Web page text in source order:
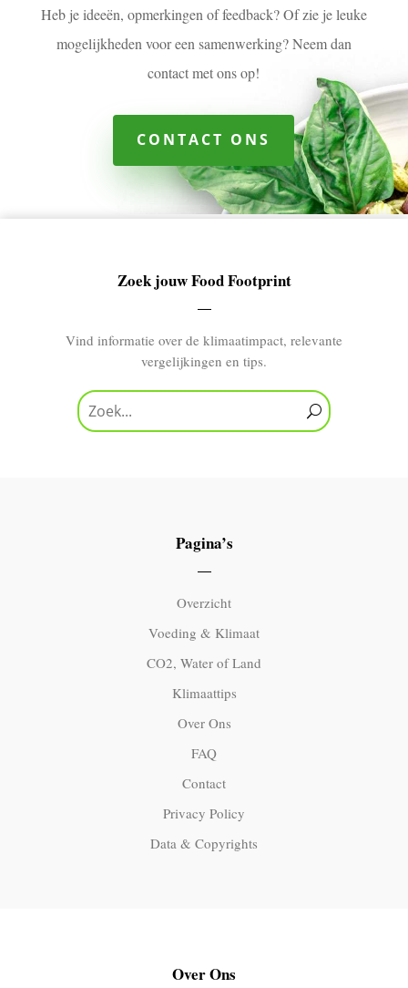
Heb je ideeën, opmerkingen of feedback? Of zie je leuke
mogelijkheden voor een samenwerking? Neem dan
contact met ons op!
CONTACT ONS
Zoek jouw Food Footprint
Vind informatie over de klimaatimpact, relevante
vergelijkingen en tips.
Pagina’s
Overzicht
Voeding & Klimaat
CO2, Water of Land
Klimaattips
Over Ons
FAQ
Contact
Privacy Policy
Data & Copyrights
Over Ons